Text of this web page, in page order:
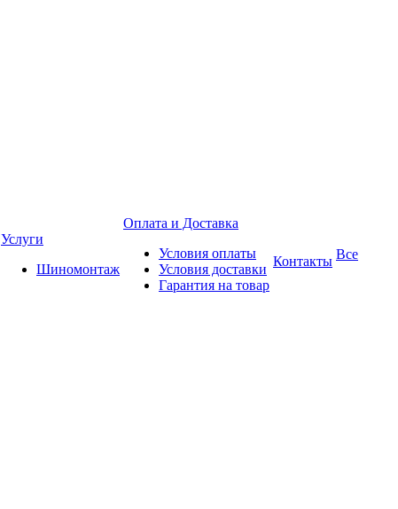
Услуги
Шиномонтаж
Оплата и Доставка
Условия оплаты
Условия доставки
Гарантия на товар
Контакты Все